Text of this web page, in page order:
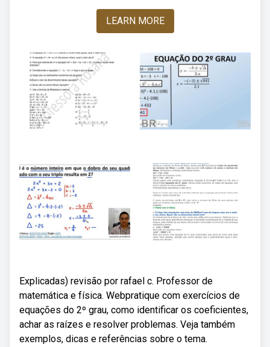
LEARN MORE
Explicadas) revisão por rafael c. Professor de
matemática e física. Webpratique com exercícios de
equações do 2º grau, como identificar os coeficientes,
achar as raízes e resolver problemas. Veja também
exemplos, dicas e referências sobre o tema.